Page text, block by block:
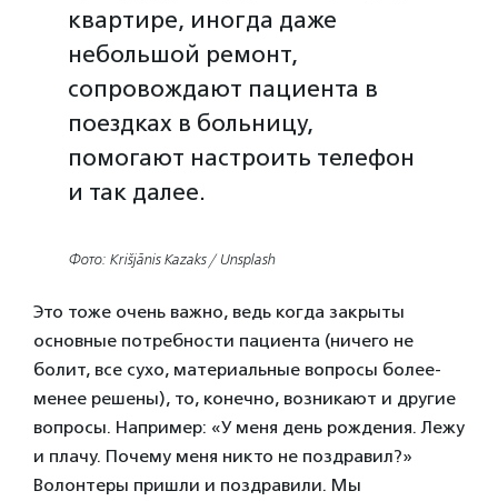
квартире, иногда даже
небольшой ремонт,
сопровождают пациента в
поездках в больницу,
помогают настроить телефон
и так далее.
Фото: Krišjānis Kazaks / Unsplash
Это тоже очень важно, ведь когда закрыты
основные потребности пациента (ничего не
болит, все сухо, материальные вопросы более-
менее решены), то, конечно, возникают и другие
вопросы. Например: «У меня день рождения. Лежу
и плачу. Почему меня никто не поздравил?»
Волонтеры пришли и поздравили. Мы